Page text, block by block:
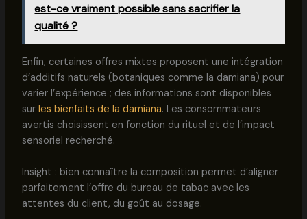
est-ce vraiment possible sans sacrifier la
qualité ?
Enfin, certaines offres mixtes proposent une intégration
d’additifs naturels (botaniques comme la damiana) pour
varier l’expérience ; des informations sont disponibles
sur les bienfaits de la damiana. Les consommateurs
avertis choisissent en fonction du rituel et de l’impact
sensoriel recherché.
Insight : bien connaître la composition permet d’aligner
parfaitement l’offre du bureau de tabac avec les
attentes du client, du goût au dosage.